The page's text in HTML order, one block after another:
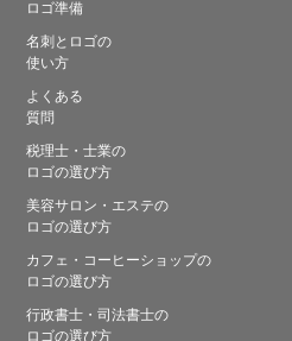
ロゴ準備
名刺とロゴの
使い方
よくある
質問
税理士・士業の
ロゴの選び方
美容サロン・エステの
ロゴの選び方
カフェ・コーヒーショップの
ロゴの選び方
行政書士・司法書士の
ロゴの選び方